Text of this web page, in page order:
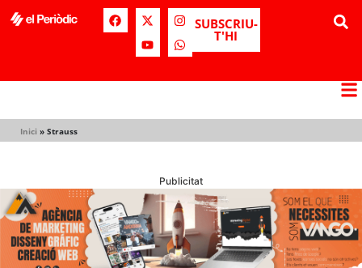
SUBSCRIU-
T'HI
Inici » Strauss
Publicitat